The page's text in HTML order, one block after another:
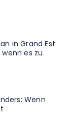
in Grand Est
es zu
Wenn